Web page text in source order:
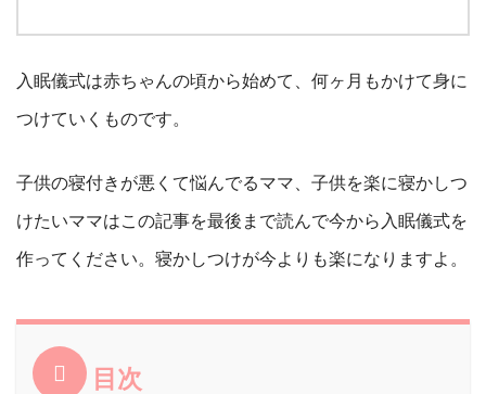
入眠儀式は赤ちゃんの頃から始めて、何ヶ月もかけて身に
つけていくものです。
子供の寝付きが悪くて悩んでるママ、子供を楽に寝かしつ
けたいママはこの記事を最後まで読んで今から入眠儀式を
作ってください。寝かしつけが今よりも楽になりますよ。
目次